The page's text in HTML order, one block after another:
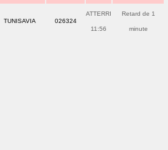
TUNISAVIA 026324
ATTERRI
11:56
Retard de 1
minute